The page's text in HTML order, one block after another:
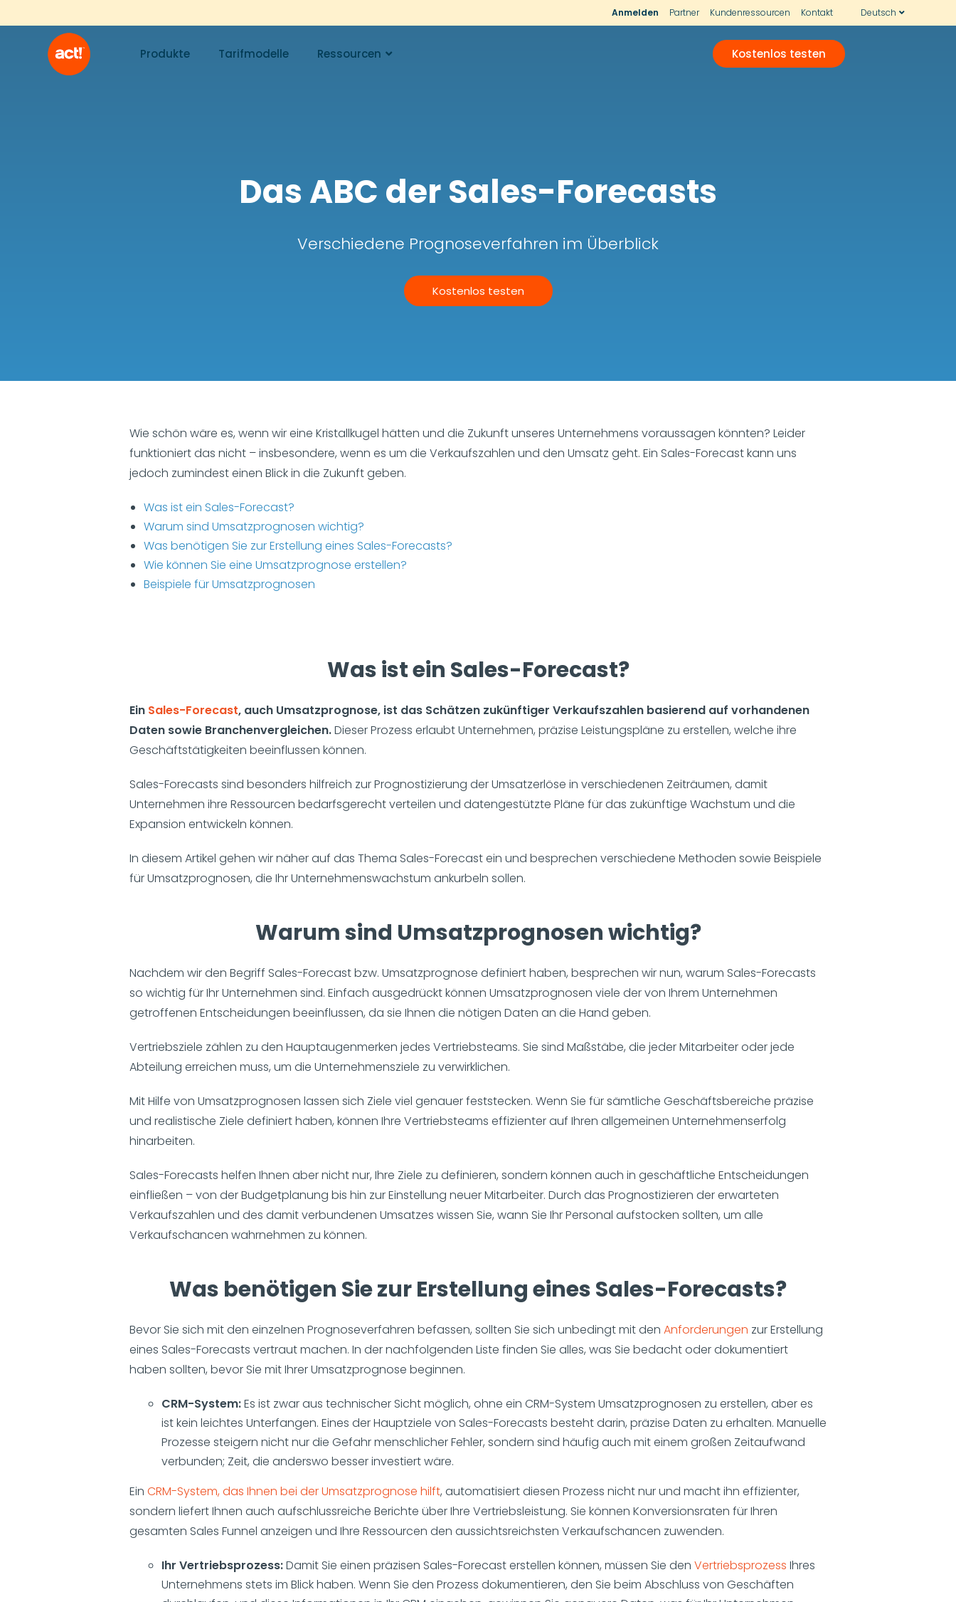
Anmelden Partner Kundenressourcen Kontakt Deutsch
Produkte Tarifmodelle Ressourcen Kostenlos testen
Das ABC der Sales-Forecasts
Verschiedene Prognoseverfahren im Überblick
Kostenlos testen
Wie schön wäre es, wenn wir eine Kristallkugel hätten und die Zukunft unseres Unternehmens voraussagen könnten? Leider
funktioniert das nicht – insbesondere, wenn es um die Verkaufszahlen und den Umsatz geht. Ein Sales-Forecast kann uns
jedoch zumindest einen Blick in die Zukunft geben.
Was ist ein Sales-Forecast?
Warum sind Umsatzprognosen wichtig?
Was benötigen Sie zur Erstellung eines Sales-Forecasts?
Wie können Sie eine Umsatzprognose erstellen?
Beispiele für Umsatzprognosen
Was ist ein Sales-Forecast?
Ein Sales-Forecast, auch Umsatzprognose, ist das Schätzen zukünftiger Verkaufszahlen basierend auf vorhandenen
Daten sowie Branchenvergleichen.Dieser Prozess erlaubt Unternehmen, präzise Leistungspläne zu erstellen, welche ihre
Geschäftstätigkeiten beeinflussen können.
Sales-Forecasts sind besonders hilfreich zur Prognostizierung der Umsatzerlöse in verschiedenen Zeiträumen, damit
Unternehmen ihre Ressourcen bedarfsgerecht verteilen und datengestützte Pläne für das zukünftige Wachstum und die
Expansion entwickeln können.
In diesem Artikel gehen wir näher auf das Thema Sales-Forecast ein und besprechen verschiedene Methoden sowie Beispiele
für Umsatzprognosen, die Ihr Unternehmenswachstum ankurbeln sollen.
Warum sind Umsatzprognosen wichtig?
Nachdem wir den Begriff Sales-Forecast bzw. Umsatzprognose definiert haben, besprechen wir nun, warum Sales-Forecasts
so wichtig für Ihr Unternehmen sind. Einfach ausgedrückt können Umsatzprognosen viele der von Ihrem Unternehmen
getroffenen Entscheidungen beeinflussen, da sie Ihnen die nötigen Daten an die Hand geben.
Vertriebsziele zählen zu den Hauptaugenmerken jedes Vertriebsteams. Sie sind Maßstäbe, die jeder Mitarbeiter oder jede
Abteilung erreichen muss, um die Unternehmensziele zu verwirklichen.
Mit Hilfe von Umsatzprognosen lassen sich Ziele viel genauer feststecken. Wenn Sie für sämtliche Geschäftsbereiche präzise
und realistische Ziele definiert haben, können Ihre Vertriebsteams effizienter auf Ihren allgemeinen Unternehmenserfolg
hinarbeiten.
Sales-Forecasts helfen Ihnen aber nicht nur, Ihre Ziele zu definieren, sondern können auch in geschäftliche Entscheidungen
einfließen – von der Budgetplanung bis hin zur Einstellung neuer Mitarbeiter. Durch das Prognostizieren der erwarteten
Verkaufszahlen und des damit verbundenen Umsatzes wissen Sie, wann Sie Ihr Personal aufstocken sollten, um alle
Verkaufschancen wahrnehmen zu können.
Was benötigen Sie zur Erstellung eines Sales-Forecasts?
Bevor Sie sich mit den einzelnen Prognoseverfahren befassen, sollten Sie sich unbedingt mit den Anforderungen zur Erstellung
eines Sales-Forecasts vertraut machen. In der nachfolgenden Liste finden Sie alles, was Sie bedacht oder dokumentiert
haben sollten, bevor Sie mit Ihrer Umsatzprognose beginnen.
CRM-System:Es ist zwar aus technischer Sicht möglich, ohne ein CRM-System Umsatzprognosen zu erstellen, aber es
ist kein leichtes Unterfangen. Eines der Hauptziele von Sales-Forecasts besteht darin, präzise Daten zu erhalten. Manuelle
Prozesse steigern nicht nur die Gefahr menschlicher Fehler, sondern sind häufig auch mit einem großen Zeitaufwand
verbunden; Zeit, die anderswo besser investiert wäre.
Ein CRM-System, das Ihnen bei der Umsatzprognose hilft, automatisiert diesen Prozess nicht nur und macht ihn effizienter,
sondern liefert Ihnen auch aufschlussreiche Berichte über Ihre Vertriebsleistung. Sie können Konversionsraten für Ihren
gesamten Sales Funnel anzeigen und Ihre Ressourcen den aussichtsreichsten Verkaufschancen zuwenden.
Ihr Vertriebsprozess:Damit Sie einen präzisen Sales-Forecast erstellen können, müssen Sie den Vertriebsprozess Ihres
Unternehmens stets im Blick haben. Wenn Sie den Prozess dokumentieren, den Sie beim Abschluss von Geschäften